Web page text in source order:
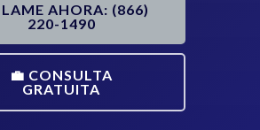
AHORA: (866)
220-1490
💼 CONSULTA
GRATUITA